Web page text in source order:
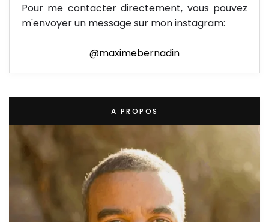
Pour me contacter directement, vous pouvez
m'envoyer un message sur mon instagram:
@maximebernadin
A PROPOS